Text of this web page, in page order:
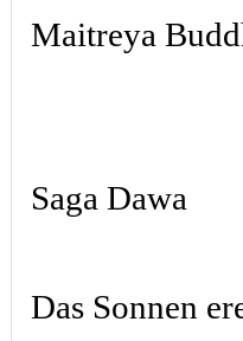
Maitreya
Saga Dawa
Das Sonnen